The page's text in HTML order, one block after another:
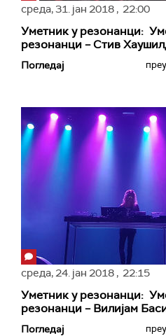
среда,31. јан 2018 , 22:00
Уметник у резонанци:
резонанци – Стив
Погледај
среда,24. јан 2018 , 22:15
Уметник у резонанци:
резонанци – Вилијам
Погледај